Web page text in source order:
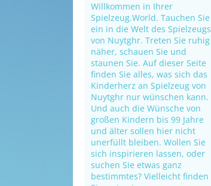
Willkommen in Ihrer
Spielzeug.World. Tauchen Sie
ein in die Welt des Spielzeugs
von Nuytghr. Treten Sie ruhig
näher, schauen Sie und
staunen Sie. Auf dieser Seite
finden Sie alles, was sich das
Kinderherz an Spielzeug von
Nuytghr nur wünschen kann.
Und auch die Wünsche von
großen Kindern bis 99 Jahre
und älter sollen hier nicht
unerfüllt bleiben. Wollen Sie
sich inspirieren lassen, oder
suchen Sie etwas ganz
bestimmtes? Vielleicht finden